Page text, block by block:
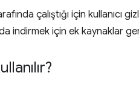
çalıştığı için kullanıcı
indirmek için ek kaynaklar